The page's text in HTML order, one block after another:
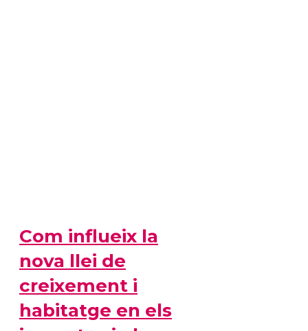
Com influeix la
nova llei de
creixement i
habitatge en els